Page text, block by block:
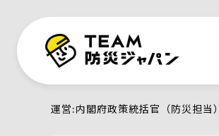
運営 内閣府政策統括官（防災担当）